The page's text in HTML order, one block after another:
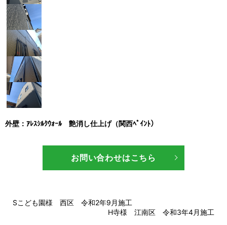
外壁：ｱﾚｽｼﾙｸｳｫｰﾙ 艶消し仕上げ（関西ﾍﾟｲﾝﾄ）
お問い合わせはこちら
Sこども園様 西区 令和2年9月施工
H寺様 江南区 令和3年4月施工